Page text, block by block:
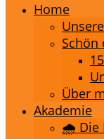
Home
Schön
Über
Akademie
🌧️ Die